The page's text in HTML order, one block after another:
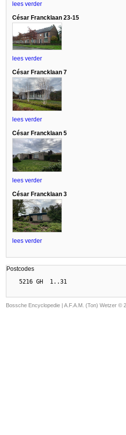
lees verder
César Francklaan 23-15
lees verder
César Francklaan 7
lees verder
César Francklaan 5
lees verder
César Francklaan 3
lees verder
Postcodes
Bossche Encyclopedie | A.F.A.M. (Ton) Wetzer ©